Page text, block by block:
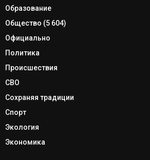
Образование
Общество (5 604)
Официально
Политика
Происшествия
СВО
Сохраняя традиции
Спорт
Экология
Экономика